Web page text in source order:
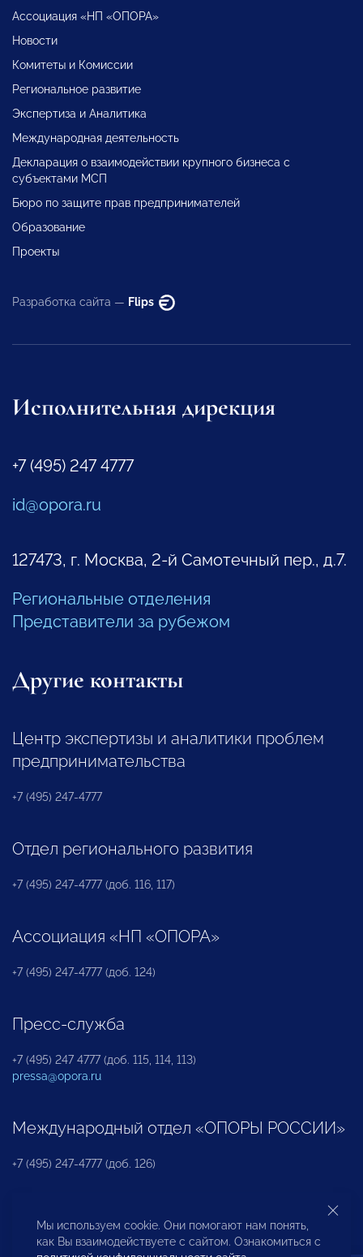
Ассоциация «НП «ОПОРА»
Новости
Комитеты и Комиссии
Региональное развитие
Экспертиза и Аналитика
Международная деятельность
Декларация о взаимодействии крупного бизнеса с
субъектами МСП
Бюро по защите прав предпринимателей
Образование
Проекты
Разработка сайта — Flips
Исполнительная дирекция
+7 (495) 247 4777
id@opora.ru
127473, г. Москва, 2-й Самотечный пер., д.7.
Региональные отделения
Представители за рубежом
Другие контакты
Центр экспертизы и аналитики проблем
предпринимательства
+7 (495) 247-4777
Отдел регионального развития
+7 (495) 247-4777 (доб. 116, 117)
Ассоциация «НП «ОПОРА»
+7 (495) 247-4777 (доб. 124)
Пресс-служба
+7 (495) 247 4777 (доб. 115, 114, 113)
pressa@opora.ru
Международный отдел «ОПОРЫ РОССИИ»
+7 (495) 247-4777 (доб. 126)
Бюро по защите прав предпринимателей и
инвесторов
Мы используем cookie. Они помогают нам понять,
как Вы взаимодействуете с сайтом. Ознакомиться с